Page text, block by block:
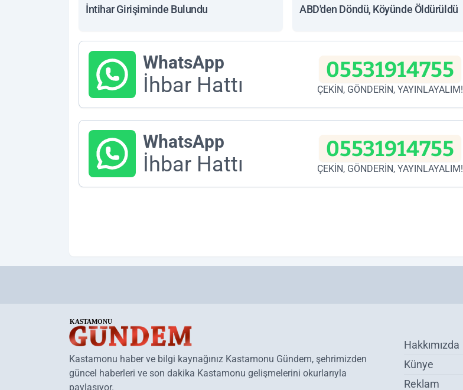
İntihar Girişiminde Bulundu ABD'den Döndü, Köyünde Öldürüldü
WhatsApp
İhbar Hattı
05531914755
ÇEKİN, GÖNDERİN, YAYINLAYALIM!
WhatsApp
İhbar Hattı
05531914755
ÇEKİN, GÖNDERİN, YAYINLAYALIM!
Kastamonu haber ve bilgi kaynağınız Kastamonu Gündem, şehrimizden
güncel haberleri ve son dakika Kastamonu gelişmelerini okurlarıyla
paylaşıyor.
Hakkımızda
Künye
Reklam